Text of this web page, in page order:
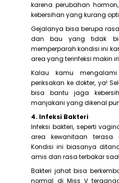
karena perubahan
kebersihan yang kurang
Gejalanya bisa berupa
dan bau yang tidak
memperparah kondisi ini
area yang terinfeksi makin
Kalau kamu
periksakan ke dokter, ya!
bisa bantu jaga
manjakani yang dikenal
4. Infeksi Bakteri
Infeksi bakteri, seperti
area kewanitaan terasa
Kondisi ini biasanya
amis dan rasa terbakar
Bakteri jahat bisa
normal di Miss V